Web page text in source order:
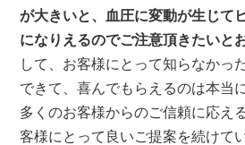
が大きいと、血圧に変動が生じて
になりえるのでご注意頂きたいと
して、お客様にとって知らなかっ
できて、喜んでもらえるのは本当
多くのお客様からのご信頼に応え
客様にとって良いご提案を続けて